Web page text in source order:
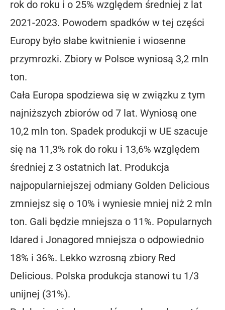
rok do roku i o 25% względem średniej z lat
2021-2023. Powodem spadków w tej części
Europy było słabe kwitnienie i wiosenne
przymrozki. Zbiory w Polsce wyniosą 3,2 mln
ton.
Cała Europa spodziewa się w związku z tym
najniższych zbiorów od 7 lat. Wyniosą one
10,2 mln ton. Spadek produkcji w UE szacuje
się na 11,3% rok do roku i 13,6% względem
średniej z 3 ostatnich lat. Produkcja
najpopularniejszej odmiany Golden Delicious
zmniejsz się o 10% i wyniesie mniej niż 2 mln
ton. Gali będzie mniejsza o 11%. Popularnych
Idared i Jonagored mniejsza o odpowiednio
18% i 36%. Lekko wzrosną zbiory Red
Delicious. Polska produkcja stanowi tu 1/3
unijnej (31%).